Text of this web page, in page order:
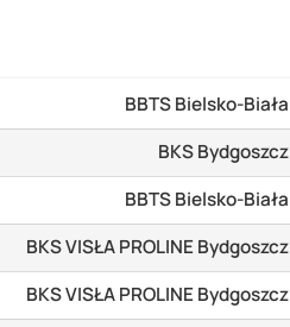
BBTS Bielsko-Biała
BKS Bydgoszcz
BBTS Bielsko-Biała
BKS VISŁA PROLINE Bydgoszcz
BKS VISŁA PROLINE Bydgoszcz